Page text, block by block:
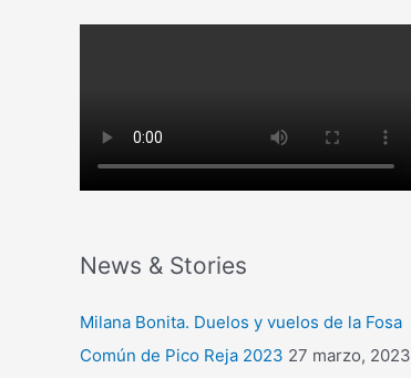
News & Stories
Milana Bonita. Duelos y vuelos de la Fosa
Común de Pico Reja 2023 27 marzo, 2023